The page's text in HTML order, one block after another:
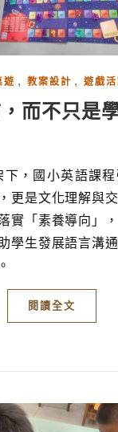
遊 , 教案設計 , 遊戲活
而不只是
更是文化理解與
實「素養導向」
學生發展語言溝
閱讀全文